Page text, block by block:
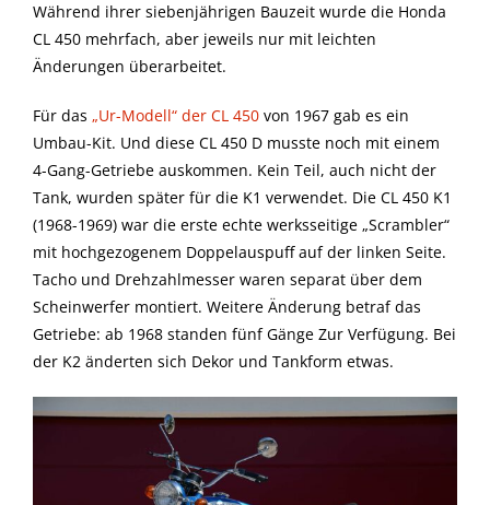
Während ihrer siebenjährigen Bauzeit wurde die Honda
CL 450 mehrfach, aber jeweils nur mit leichten
Änderungen überarbeitet.
Für das „Ur-Modell“ der CL 450 von 1967 gab es ein
Umbau-Kit. Und diese CL 450 D musste noch mit einem
4-Gang-Getriebe auskommen. Kein Teil, auch nicht der
Tank, wurden später für die K1 verwendet. Die CL 450 K1
(1968-1969) war die erste echte werksseitige „Scrambler“
mit hochgezogenem Doppelauspuff auf der linken Seite.
Tacho und Drehzahlmesser waren separat über dem
Scheinwerfer montiert. Weitere Änderung betraf das
Getriebe: ab 1968 standen fünf Gänge Zur Verfügung. Bei
der K2 änderten sich Dekor und Tankform etwas.